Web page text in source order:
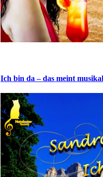
Ich bin da – das meint